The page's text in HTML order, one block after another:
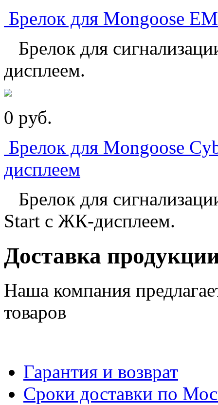
Брелок для Mongoose
Брелок для
дисплеем.
0 pуб.
Брелок для Mongoose
дисплеем
Брелок для
Start с ЖК-дисплеем.
Доставка
Наша компания
товаров
Гарантия и возврат
Сроки доставки по